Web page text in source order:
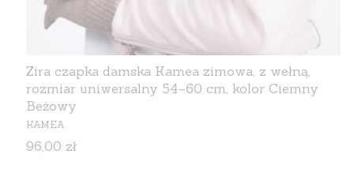
Zira czapka damska Kamea zimowa, z wełną,
rozmiar uniwersalny 54–60 cm, kolor Ciemny
Beżowy
PRODUCENT
KAMEA
Cena
96,00 zł